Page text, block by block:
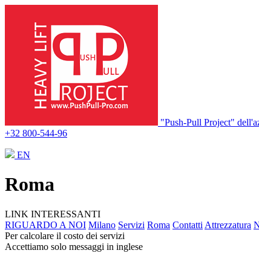
"Push-Pull Project"
+32 800-544-96
EN
Roma
LINK INTERESSANTI
RIGUARDO A NOI Milano Servizi Roma Contatti Attrezzatura
Per calcolare il costo dei servizi
Accettiamo solo messaggi in inglese